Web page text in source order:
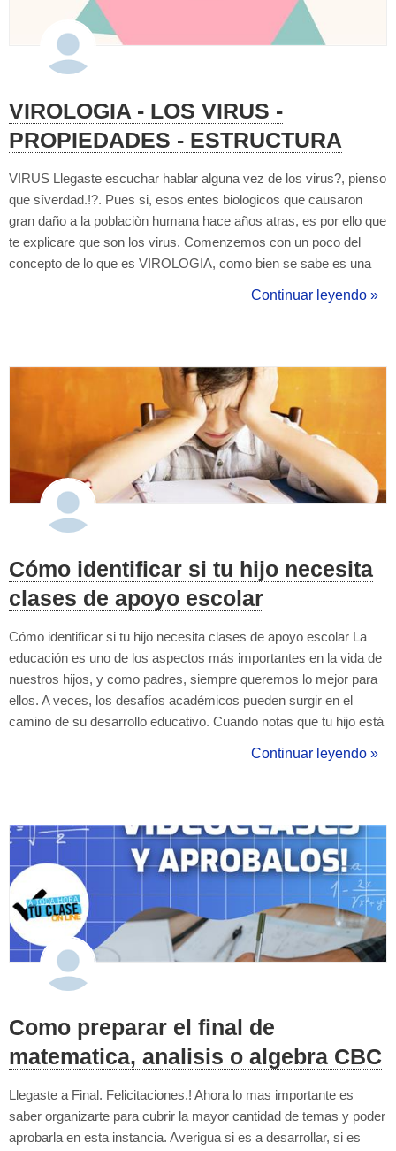
VIROLOGIA - LOS VIRUS -
PROPIEDADES - ESTRUCTURA
VIRUS Llegaste escuchar hablar alguna vez de los virus?, pienso
que sîverdad.!?. Pues si, esos entes biologicos que causaron
gran daño a la poblaciòn humana hace años atras, es por ello que
te explicare que son los virus. Comenzemos con un poco del
concepto de lo que es VIROLOGIA, como bien se sabe es una
estudiar a los virus, bien ahora vamos por el significado de la
Continuar leyendo »
Cómo identificar si tu hijo necesita
clases de apoyo escolar
Cómo identificar si tu hijo necesita clases de apoyo escolar La
educación es uno de los aspectos más importantes en la vida de
nuestros hijos, y como padres, siempre queremos lo mejor para
ellos. A veces, los desafíos académicos pueden surgir en el
camino de su desarrollo educativo. Cuando notas que tu hijo está
superar esas dificultades. Una opción efectiva para abordar estas
Continuar leyendo »
Como preparar el final de
matematica, analisis o algebra CBC
Llegaste a Final. Felicitaciones.! Ahora lo mas importante es
saber organizarte para cubrir la mayor cantidad de temas y poder
aprobarla en esta instancia. Averigua si es a desarrollar, si es